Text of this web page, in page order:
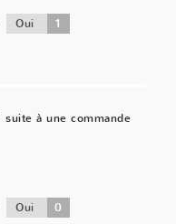
Oui 1
suite à une commande
Oui 0